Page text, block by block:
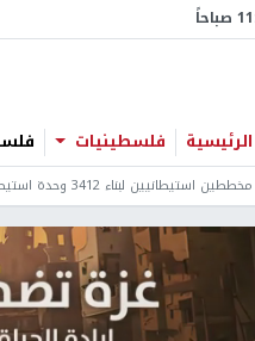
الرئيسية فلسطينيات
مخططين استيطانيين لبناء 3412 وحدة استيطانية في القدس